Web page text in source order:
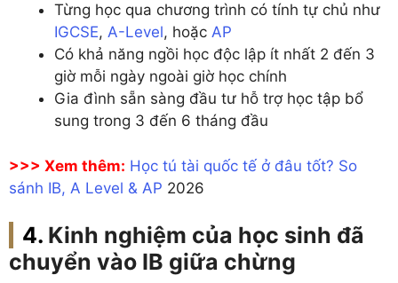
Từng học qua chương trình có tính tự chủ như
IGCSE, A-Level, hoặc AP
Có khả năng ngồi học độc lập ít nhất 2 đến 3
giờ mỗi ngày ngoài giờ học chính
Gia đình sẵn sàng đầu tư hỗ trợ học tập bổ
sung trong 3 đến 6 tháng đầu
>>> Xem thêm: Học tú tài quốc tế ở đâu tốt? So
sánh IB, A Level & AP 2026
Kinh nghiệm của học sinh đã
chuyển vào IB giữa chừng